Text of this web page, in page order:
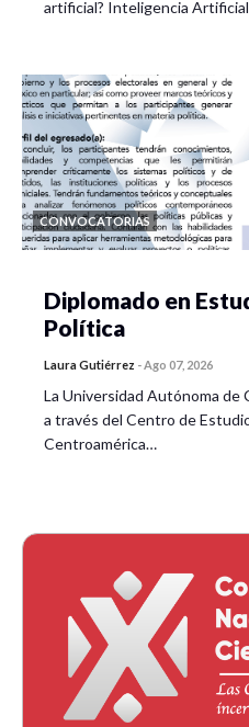
artificial? Inteligencia
CONVOCATORIAS
Diplomado en
Política
Laura Gutiérrez - Ago 07, 2026
La Universidad Autónoma de
a través del Centro de
Centroamérica…